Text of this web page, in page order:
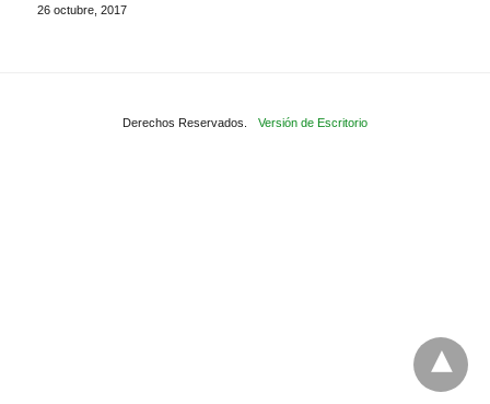
26 octubre, 2017
Derechos Reservados. Versión de Escritorio